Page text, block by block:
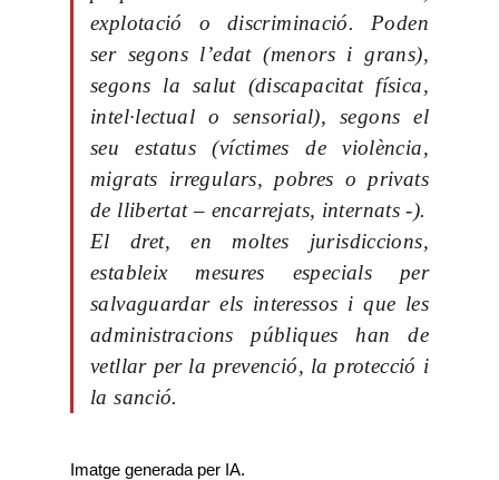
explotació o discriminació. Poden
ser segons l’edat (menors i grans),
segons la salut (discapacitat física,
intel·lectual o sensorial), segons el
seu estatus (víctimes de violència,
migrats irregulars, pobres o privats
de llibertat – encarrejats, internats -).
El dret, en moltes jurisdiccions,
estableix mesures especials per
salvaguardar els interessos i que les
administracions públiques han de
vetllar per la prevenció, la protecció i
la sanció.
Imatge generada per IA.